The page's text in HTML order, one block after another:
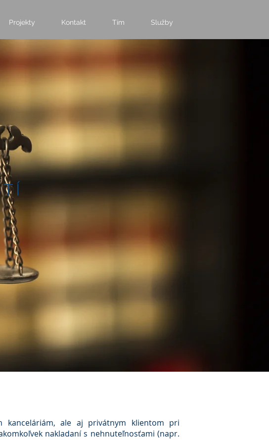
Projekty Kontakt Tím Služby
kanceláriám, ale aj privátnym klientom pri
nakladaní s nehnuteľnosťami (napr.